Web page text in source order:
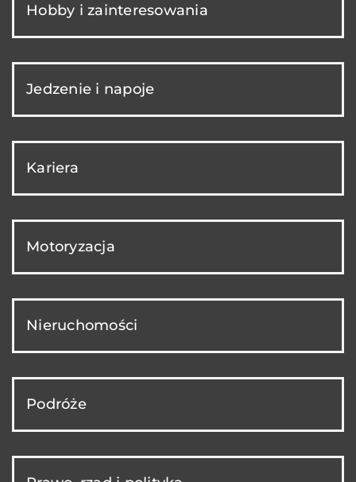
Hobby i zainteresowania
Jedzenie i napoje
Kariera
Motoryzacja
Nieruchomości
Podróże